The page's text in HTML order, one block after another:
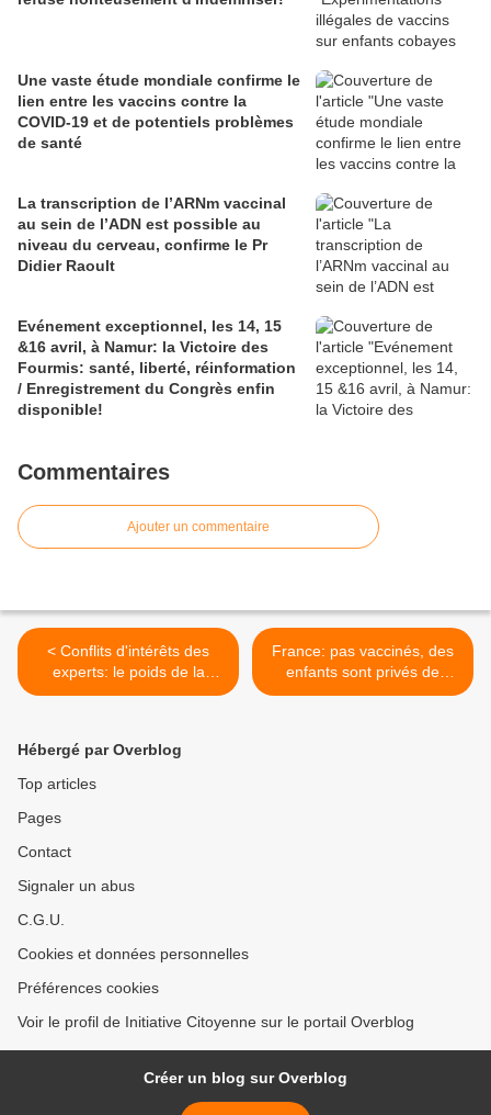
Une vaste étude mondiale confirme le
lien entre les vaccins contre la
COVID-19 et de potentiels problèmes
de santé
La transcription de l’ARNm vaccinal
au sein de l’ADN est possible au
niveau du cerveau, confirme le Pr
Didier Raoult
Evénement exceptionnel, les 14, 15
&16 avril, à Namur: la Victoire des
Fourmis: santé, liberté, réinformation
/ Enregistrement du Congrès enfin
disponible!
Commentaires
Ajouter un commentaire
< Conflits d'intérêts des
experts: le poids de la
mauvaise volonté?
France: pas vaccinés, des
enfants sont privés de
rentrée >
Hébergé par Overblog
Top articles
Pages
Contact
Signaler un abus
C.G.U.
Cookies et données personnelles
Préférences cookies
Voir le profil de Initiative Citoyenne sur le portail Overblog
Créer un blog sur Overblog